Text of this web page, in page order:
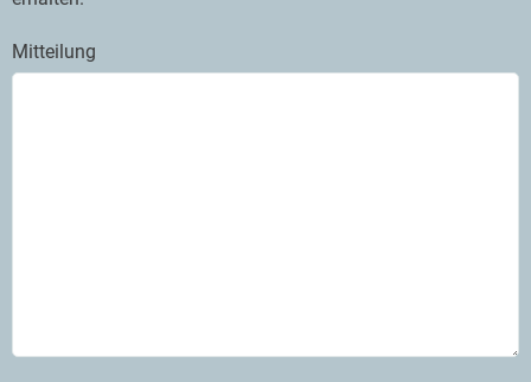
Mitteilung